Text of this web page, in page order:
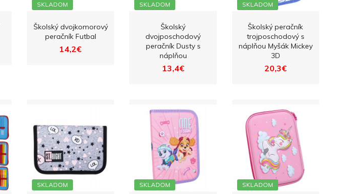
SKLADOM
Školský dvojkomorový
peračník Futbal
14,2€
SKLADOM
Školský
dvojposchodový
peračník Dusty s
náplňou
13,4€
SKLADOM
Školský peračník
trojposchodový s
náplňou Myšák Mickey
3D
20,3€
SKLADOM SKLADOM SKLADOM